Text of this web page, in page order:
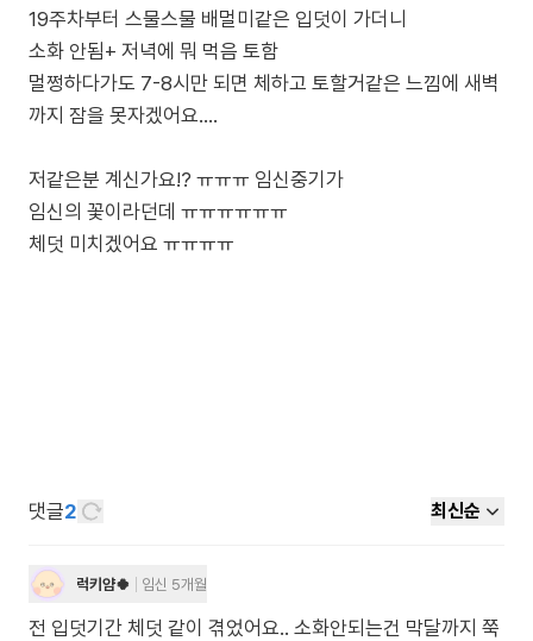
19주차부터 스물스물 배멀미같은 입덧이 가더니
소화 안됨+ 저녁에 뭐 먹음 토함
멀쩡하다가도 7-8시만 되면 체하고 토할거같은 느낌에 새벽
까지 잠을 못자겠어요….
저같은분 계신가요!? ㅠㅠㅠ 임신중기가
임신의 꽃이라던데 ㅠㅠㅠㅠㅠㅠ
체덧 미치겠어요 ㅠㅠㅠㅠ
댓글2 최신순
럭키얌🍀 임신 5개월
전 입덧기간 체덧 같이 겪었어요.. 소화안되는건 막달까지 쭉